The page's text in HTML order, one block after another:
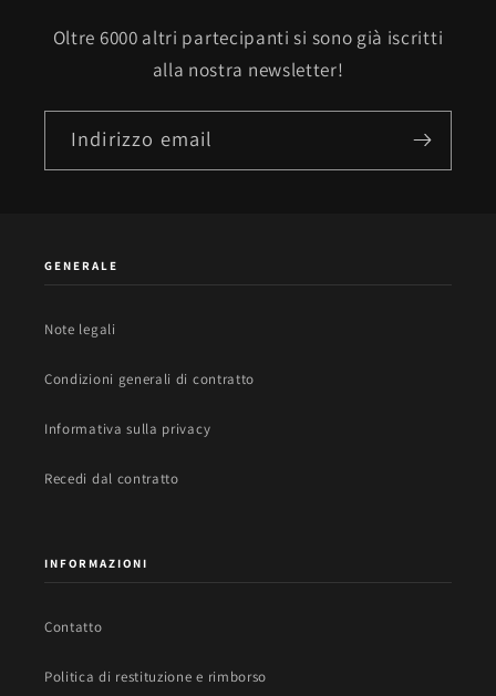
Oltre 6000 altri partecipanti si sono già iscritti
alla nostra newsletter!
Indirizzo email
GENERALE
Note legali
Condizioni generali di contratto
Informativa sulla privacy
Recedi dal contratto
INFORMAZIONI
Contatto
Politica di restituzione e rimborso